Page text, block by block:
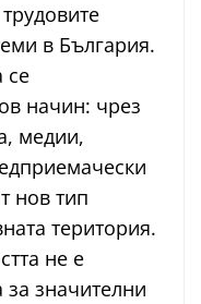
в България.
се
начин: чрез
медии,
нов тип
територия.
не е
значителни